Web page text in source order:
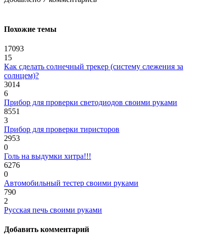
Похожие темы
17093
15
Как сделать солнечный трекер (систему слежения за
солнцем)?
3014
6
Прибор для проверки светодиодов своими руками
8551
3
Прибор для проверки тиристоров
2953
0
Голь на выдумки хитра!!!
6276
0
Автомобильный тестер своими руками
790
2
Русская печь своими руками
Добавить комментарий